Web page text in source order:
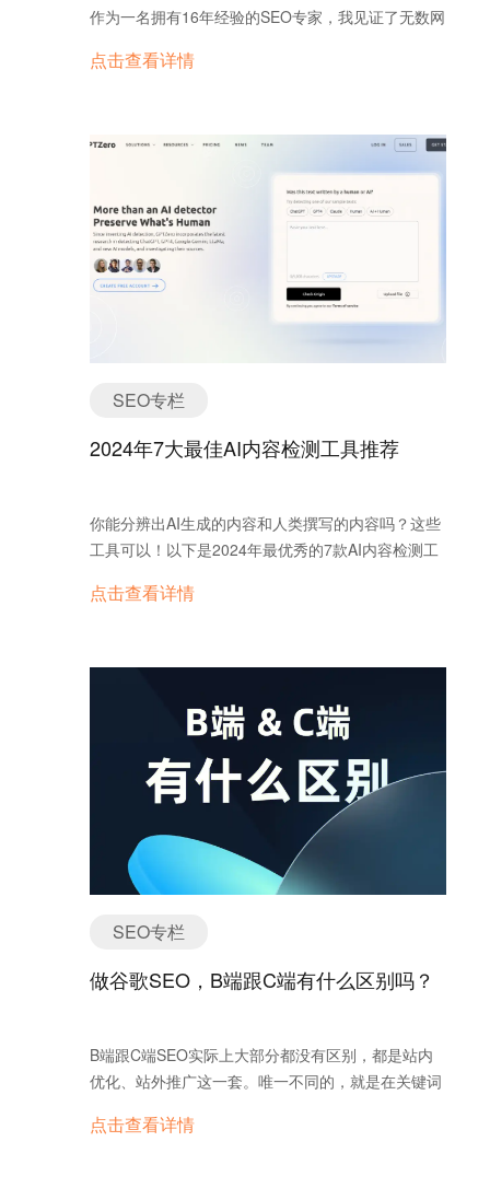
高效解析用户意图，并提供精准答案，减少了用户点
着语音助手和生成式AI的普及，用户通过语音搜索和
识面板和头条新闻模块减少了用户跳转新闻网站的需
接展示商品信息，削弱了用户访问第三方电商网站的
动力。 （3）本地服务 Google My Business的信息
卡直接展示商家的营业时间、位置和联系方式，缩短
了用户访问官网的路径。 （4）内容型网站 零点击
搜索使得用户在Google页面直接获取答案，导致内容
型网站流量显著下降。 4. 应对零点击搜索的SEO策
面板和精选摘要中出现的概率。 直接回答问题：提供
作为一名拥有16年经验的SEO专家，我见证了无数网
的网站实现逆袭。AI如何影响SEO？Google SEO还
到来 2025年，Google仍是搜索领域的王者，但AI
的崛起让SEO规则发生了翻天覆地的变化。从智能化
的搜索结果到用户行为的转变，SEO从业者面临前所
未有的挑战。这篇文章将结合最新数据和实战经验，
带你看清2025年的SEO趋势，助你在AI时代脱颖而
出。 2025年Google SEO的现状 Google的持续霸
主地位 尽管AI搜索工具（如ChatGPT）来势汹汹，
的最新报告，有机搜索仍贡献了网站流量的45%。
着SEO仍有巨大潜力。 算法升级的信号 2024年的
核心更新表明，Google对内容质量和用户体验的要求
愈发严格。2025年，INP（交互到下一次渲染）成为
临更大打击。SEO的重点正在从“量”转向“质”。 用
户搜索习惯的变迁 零点击搜索、社交平台搜索（如
略准备好应对这些变化了吗？ AI对SEO的核心影响
效率翻倍，但也带来了风险。据SEMrush统计，
2024年AI生成内容占博客文章的25%，然而Google
的算法已能识别低质量AI内容。2024年8月核心更新
明确打击“AI滥用”，这意味着你需要结合工具（如
SurferSEO）和人工优化，确保内容既有效率又有深
度。 搜索意图的智能化 AI让Google更擅长理解用
户意图。例如，搜索“如何做蛋糕”可能直接触发AI生
成的步骤，而非网页链接。SEO需要从关键词堆砌转
向提供精准答案。 AI Overview的挑战 Google的
分查询无需点击网站。对策？优化内容，争取出现在
还提升了技术SEO效率。从网站速度优化（借助
的 2025年的SEO不会消亡，而是进化。根据
Outbrain预测，传统搜索仍占主导，但AI个性化结果
将占30%以上的查询。SEO依然是流量金矿，但需要
点击查看详情
SEO专栏
2024年7大最佳AI内容检测工具推荐
你能分辨出AI生成的内容和人类撰写的内容吗？这些
工具可以！以下是2024年最优秀的7款AI内容检测工
起来看看吧。
点击查看详情
SEO专栏
做谷歌SEO，B端跟C端有什么区别吗？
B端跟C端SEO实际上大部分都没有区别，都是站内
优化、站外推广这一套。唯一不同的，就是在关键词
同，就能导致B端网站跟C端网站SEO的决定性差
点击查看详情